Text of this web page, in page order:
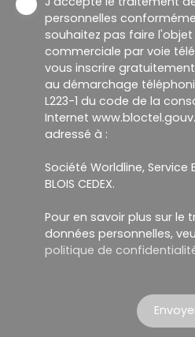
personnelles
souhaitez pas faire
commerciale par voie
vous inscrire
au démarchage
L223-1 du code de la
Internet
adressé à :
Société Worldline, Service
BLOIS CEDEX.
Pour en savoir plus sur le
données personnelles,
politique de